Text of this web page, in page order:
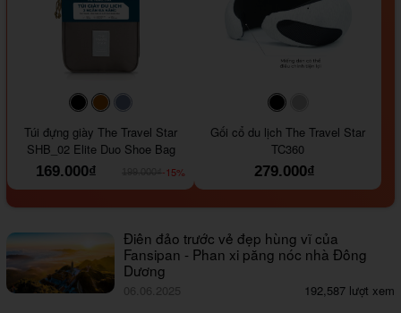
#000000#964B00
Túi đựng giày The Travel Star
SHB_02 Elite Duo Shoe Bag
169.000₫
-15%
#000000
Gối cổ du lịch The Travel Star
TC360
279.000₫
Điên đảo trước vẻ đẹp hùng vĩ của
Fansipan - Phan xi păng nóc nhà Đông
Dương
06.06.2025 192,587 lượt xem